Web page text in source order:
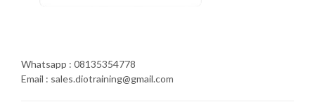
Whatsapp : 08135354778
Email : sales.diotraining@gmail.com